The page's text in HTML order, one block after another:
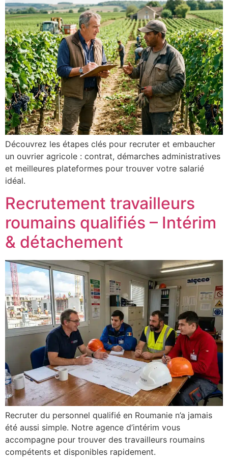
Découvrez les étapes clés pour recruter et embaucher
un ouvrier agricole : contrat, démarches administratives
et meilleures plateformes pour trouver votre salarié
idéal.
Recrutement travailleurs
roumains qualifiés – Intérim
& détachement
Recruter du personnel qualifié en Roumanie n’a jamais
été aussi simple. Notre agence d’intérim vous
accompagne pour trouver des travailleurs roumains
compétents et disponibles rapidement.